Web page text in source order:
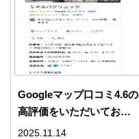
Googleマップ口コミ4.6の
高評価をいただいており
ます | ミネルバクリニック
2025.11.14